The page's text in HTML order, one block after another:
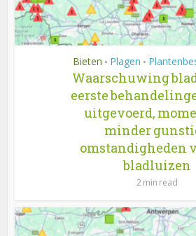
Bieten • Plagen •
Waarschuwing
eerste
uitgevoerd,
minder
omstandigheden
bladluizen
2 min read